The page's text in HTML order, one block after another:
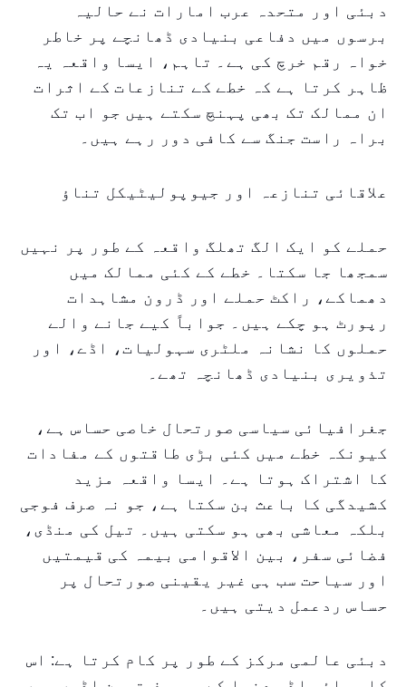
دبئی اور متحدہ عرب امارات نے حالیہ
برسوں میں دفاعی بنیادی ڈھانچے پر خاطر
خواہ رقم خرچ کی ہے۔ تاہم، ایسا واقعہ یہ
ظاہر کرتا ہے کہ خطے کے تنازعات کے اثرات
ان ممالک تک بھی پہنچ سکتے ہیں جو اب تک
براہ راست جنگ سے کافی دور رہے ہیں۔
علاقائی تنازعہ اور جیوپولیٹیکل تناؤ
حملے کو ایک الگ تھلگ واقعہ کے طور پر نہیں
سمجھا جا سکتا۔ خطے کے کئی ممالک میں
دھماکے، راکٹ حملے اور ڈرون مشاہدات
رپورٹ ہو چکے ہیں۔ جواباً کیے جانے والے
حملوں کا نشانہ ملٹری سہولیات، اڈے، اور
تذویری بنیادی ڈھانچہ تھے۔
جغرافیائی سیاسی صورتحال خاصی حساس ہے،
کیونکہ خطے میں کئی بڑی طاقتوں کے مفادات
کا اشتراک ہوتا ہے۔ ایسا واقعہ مزید
کشیدگی کا باعث بن سکتا ہے، جو نہ صرف فوجی
بلکہ معاشی بھی ہو سکتی ہیں۔ تیل کی منڈی،
فضائی سفر، بین الاقوامی بیمہ کی قیمتیں
اور سیاحت سب ہی غیر یقینی صورتحال پر
حساس ردعمل دیتی ہیں۔
دبئی عالمی مرکز کے طور پر کام کرتا ہے: اس